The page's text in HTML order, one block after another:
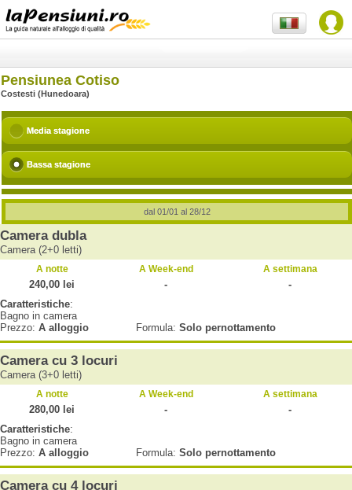
Pensiunea Cotiso
Costesti (Hunedoara)
Media stagione
Bassa stagione
dal 01/01 al 28/12
Camera dubla
Camera (2+0 letti)
A notte A Week-end A settimana
240,00 lei -
-
Caratteristiche:
Bagno in camera
Prezzo: A alloggio Formula: Solo pernottamento
Camera cu 3 locuri
Camera (3+0 letti)
A notte A Week-end A settimana
280,00 lei -
-
Caratteristiche:
Bagno in camera
Prezzo: A alloggio Formula: Solo pernottamento
Camera cu 4 locuri